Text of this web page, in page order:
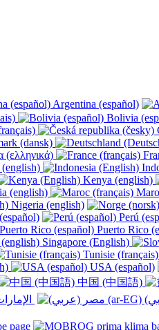
Argentina (español)
Bolivia
(dansk)
(ελληνικά)
Kenya (english)
(english)
Nigeria (english)
Perú
Puerto Rico
Singapore (English)
Tunisie (français)
USA (español)
中国 (中国語)